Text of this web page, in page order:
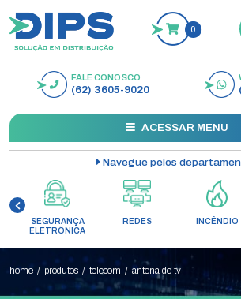
0
FALE CONOSCO
(62) 3605-9020
ACESSAR MENU
Navegue pelos
SEGURANÇA
ELETRÔNICA
REDES INCÊNDIO
home / produtos / telecom / antena de tv